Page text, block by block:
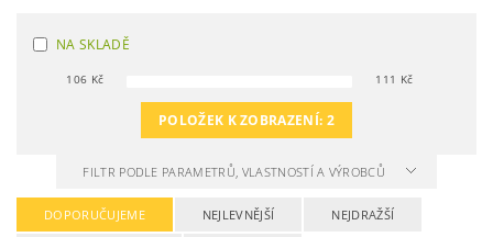
NA SKLADĚ
106 Kč 111 Kč
POLOŽEK K ZOBRAZENÍ: 2
FILTR PODLE PARAMETRŮ, VLASTNOSTÍ A VÝROBCŮ
DOPORUČUJEME NEJLEVNĚJŠÍ NEJDRAŽŠÍ